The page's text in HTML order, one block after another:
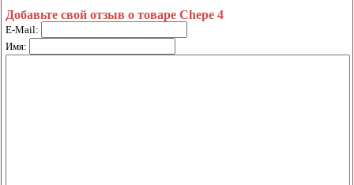
Добавьте свой отзыв о товаре Chepe 4
E-Mail:
Имя: